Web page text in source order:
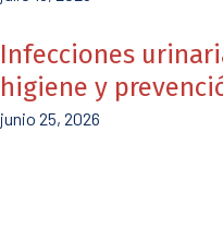
Infecciones
higiene y
junio 25, 2026